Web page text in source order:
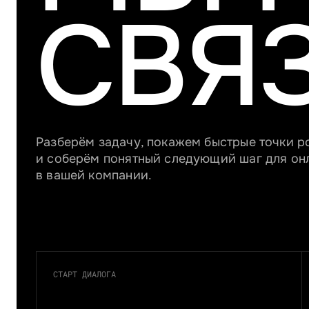
Разберём задачу, покажем быстрые точки
и соберём понятный следующий шаг для
в вашей компании.
СТАРТ ДИАЛОГА